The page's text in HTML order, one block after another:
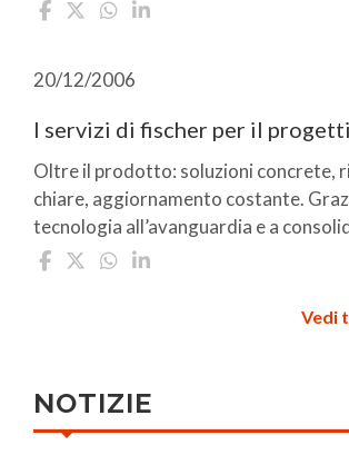
20/12/2006
I servizi di fischer per il
Oltre il prodotto: soluzioni concrete,
chiare, aggiornamento costante.
tecnologia all’avanguardia e a
Vedi
NOTIZIE